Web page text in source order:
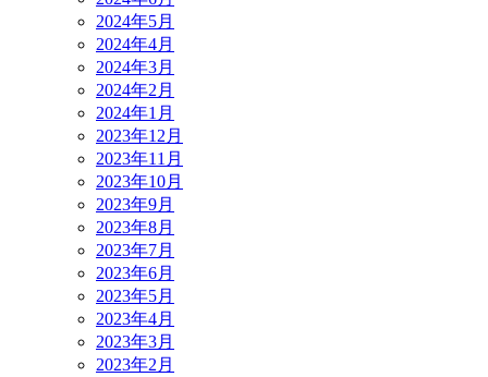
2024年5月
2024年4月
2024年3月
2024年2月
2024年1月
2023年12月
2023年11月
2023年10月
2023年9月
2023年8月
2023年7月
2023年6月
2023年5月
2023年4月
2023年3月
2023年2月